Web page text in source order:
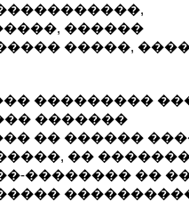
������
�����,
���������
�������
�� ������
��
�������� ��